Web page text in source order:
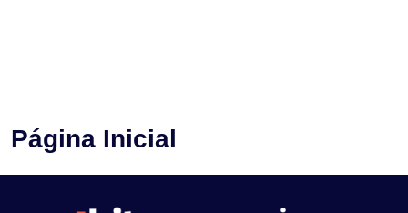
Página Inicial